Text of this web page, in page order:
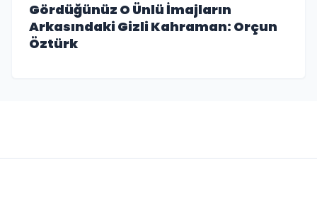
Gördüğünüz O Ünlü İmajların
Arkasındaki Gizli Kahraman: Orçun
Öztürk